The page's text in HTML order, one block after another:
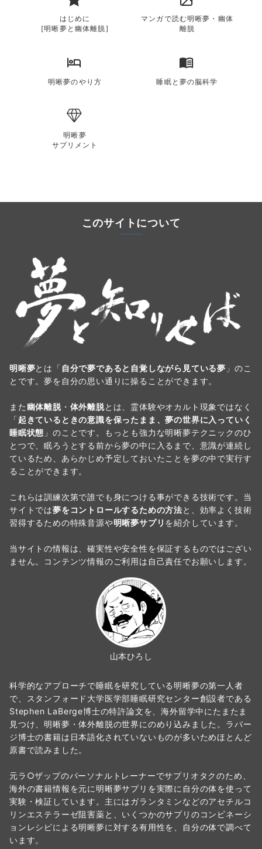
はじめに
[明晰夢と幽体離脱]
マンガで読む明晰夢・幽体
離脱
明晰夢のやり方 睡眠と夢の脳科学
明晰夢
サプリメント
このサイトについて
明晰夢とは「 自分で夢であると自覚しながら見ている夢 」のこ
とです。夢を自分の思い通りに操ることができます。
また 幽体離脱・ 体外離脱とは、霊体験やオカルト現象ではなく
「起きているときの意識を保ったまま、夢の世界に入っていく
睡眠状態 」のことです。もっとも強力な明晰夢テクニックのひ
とつで、眠ろうとする前から夢の中に入るまで、意識が連続し
ているため、あらかじめ予定しておいたことを夢の中で実行す
ることができます。
これらは訓練次第で誰でも身につける事ができる技術です。当
サイトでは夢をコントロールするための方法と、効率よく技術
習得するための特殊音源や明晰夢サプリ を紹介しています。
当サイトの情報は、確実性や安全性を保証するものではござい
ません。コンテンツ情報のご利用は自己責任でお願いします。
山本ひろし
科学的なアプローチで睡眠を研究している明晰夢の第一人者
で、スタンフォード大学医学部睡眠研究センター創設者である
Stephen LaBerge博士の特許論文を、海外留学中にたまたま
見つけ、明晰夢・体外離脱の世界にのめり込みました。ラバー
ジ博士の書籍は日本語化されていないものが多いためほとんど
原書で読みました。
元ラ○ザップのパーソナルトレーナーでサプリオタクのため、
海外の書籍情報を元に明晰夢サプリを実際に自分の体を使って
実験・検証しています。主にはガランタミンなどのアセチルコ
リンエステラーゼ阻害薬と、いくつかのサプリのコンビネーシ
ョンレシピによる明晰夢に対する有用性を、自分の体で調べて
います。